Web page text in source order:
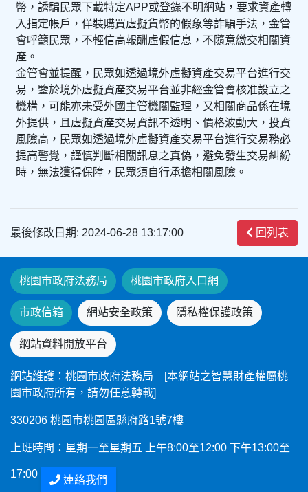
幣，誘騙民眾下載特定APP或登錄不明網站，要求資產轉
入指定帳戶，佯裝購買虛擬貨幣的假象等詐騙手法，金管
會呼籲民眾，不輕信高報酬虛假信息，不隨意繳交相關資
產。
金管會並提醒，民眾如透過境外虛擬資產交易平台進行交
易，鑒於境外虛擬資產交易平台並非經金管會核准設立之
機構，可能亦未受外國主管機關監理，又相關商品係在境
外提供，且虛擬資產交易資訊不透明、價格波動大，投資
風險高，民眾如透過境外虛擬資產交易平台進行交易務必
提高警覺，謹慎判斷相關訊息之真偽，避免發生交易糾紛
時，無法獲得保障，民眾須自行承擔相關風險。
最後修改日期: 2024-06-28 13:17:00 回列表
桃園市政府法務局 桃園市政府入口網
市政信箱 網站安全政策 隱私權保護政策
網站資料開放平台
網站維護：桃園市政府法務局 [本網站之智慧財產權屬桃
園市政府所有，請勿任意轉載]
330206 桃園市桃園區縣府路1號7樓
上班時間：星期一至星期五 上午8:00至12:00 下午13:00至
17:00
連絡我們